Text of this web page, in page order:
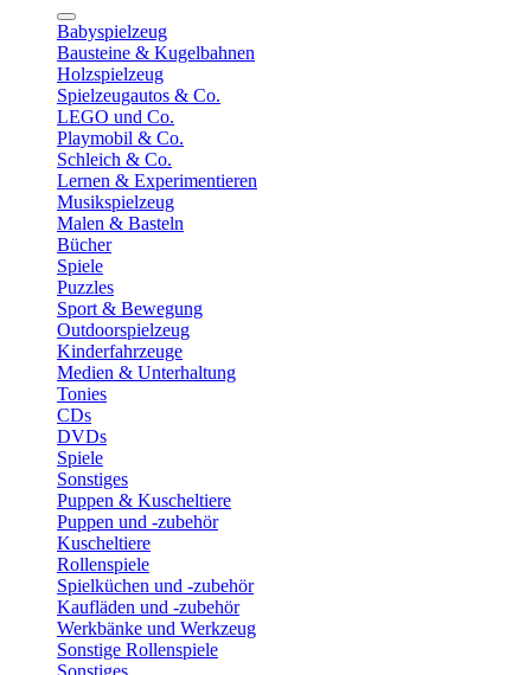
Babyspielzeug
Bausteine & Kugelbahnen
Holzspielzeug
Spielzeugautos & Co.
LEGO und Co.
Playmobil & Co.
Schleich & Co.
Lernen & Experimentieren
Musikspielzeug
Malen & Basteln
Bücher
Spiele
Puzzles
Sport & Bewegung
Outdoorspielzeug
Kinderfahrzeuge
Medien & Unterhaltung
Tonies
CDs
DVDs
Spiele
Sonstiges
Puppen & Kuscheltiere
Puppen und -zubehör
Kuscheltiere
Rollenspiele
Spielküchen und -zubehör
Kaufläden und -zubehör
Werkbänke und Werkzeug
Sonstige Rollenspiele
Sonstiges